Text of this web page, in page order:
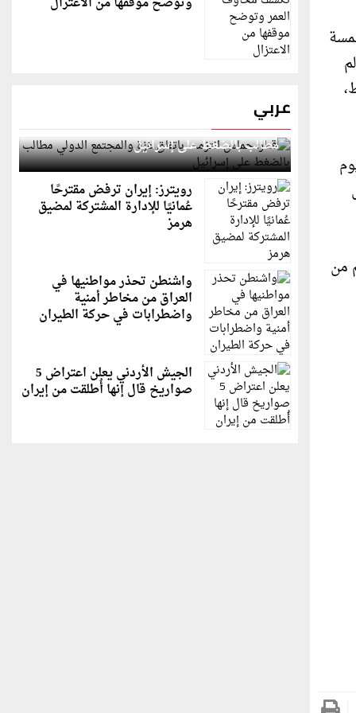
تستمر لمدة خمسة
العمرية والشرائح، فهو يحوي أكثر من 2800 يوم
من
عربي
قطر: حماس التزمت باتفاق غزة والمجتمع الدولي
مطالب بالضغط على إسرائيل
رويترز: إيران ترفض مقترحًا
عُمانيًا للإدارة المشتركة لمضيق
هرمز
واشنطن تحذر مواطنيها في
العراق من مخاطر أمنية
واضطرابات في حركة الطيران
الجيش الأردني يعلن اعتراض 5
صواريخ قال إنها أُطلقت من إيران